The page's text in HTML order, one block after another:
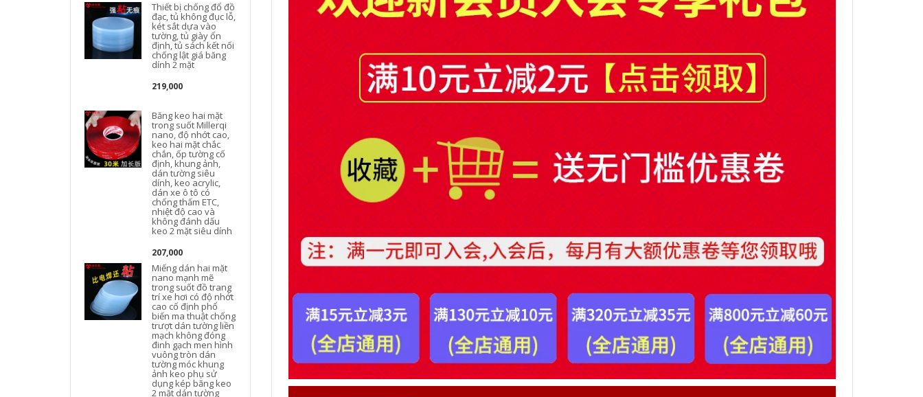
Thiết bị chống đổ đồ
đạc, tủ không đục lỗ,
két sắt dựa vào
tường, tủ giày ổn
định, tủ sách kết nối
chống lật giá băng
dính 2 mặt
219,000
Băng keo hai mặt
trong suốt Millerqi
nano, độ nhớt cao,
keo hai mặt chắc
chắn, ốp tường cố
định, khung ảnh,
dán tường siêu
dính, keo acrylic,
dán xe ô tô có
chống thấm ETC,
nhiệt độ cao và
không đánh dấu
keo 2 mặt siêu dính
207,000
Miếng dán hai mặt
nano mạnh mẽ
trong suốt đồ trang
trí xe hơi có độ nhớt
cao cố định phổ
biến ma thuật chống
trượt dán tường liền
mạch không đóng
đinh gạch men hình
vuông tròn dán
tường móc khung
ảnh keo phụ sử
dụng kép băng keo
2 mặt dán tường
Miloqi keo dán hai
mặt siêu mỏng
văn phòng Băng
keo xốp độ nhớt
cao không để lại vết
cố định tường áp
phích băng keo giấy
bán buôn keo xốp
Băng keo hai mặt
màu đen Miloqi sơn
lót không sơn lót
tường bên ngoài giả
keo sơn giả đá thật
Băng keo giả gạch
dài 50 mét cuộn
băng hai mặt chiều
dính
193,000
Miloqi trong suốt
nano hai mặt băng
dính vô hình phổ
quát ma thuật mạnh
nhớt cao liền mạch
Mi Leqi miếng dán
hai mặt nano trong
quảng cáo mã hai
chiều mã nhãn
nhận dạng nhãn
dán cố định khung
ảnh hộp khăn giấy
dán tường không
thấm nước không
dính 2 mặt chuyên
dụng
278,000
Tủ lạnh che bụi tân
thấm, chống dầu và
chống bám bụi băng
keo dính 2 mặt
Hộp lưu trữ dải điện
mạnh mẽ hai mặt bộ
định tuyến dải điện
miếng dán tường để
bàn dán tường chất
kết dính liền mạch
băng dính trong 2
mặt
261,000